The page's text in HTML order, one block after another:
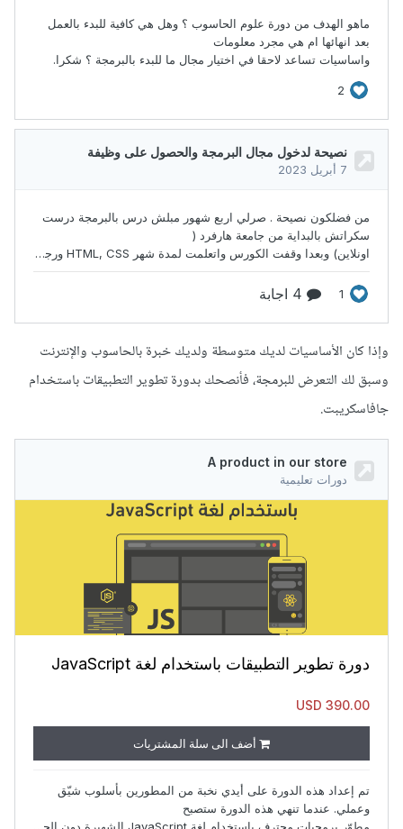
وإذا كان الأساسيات لديك متوسطة ولديك خبرة بالحاسوب والإنترنت
وسبق لك التعرض للبرمجة، فأنصحك بدورة تطوير التطبيقات باستخدام
جافاسكريبت.